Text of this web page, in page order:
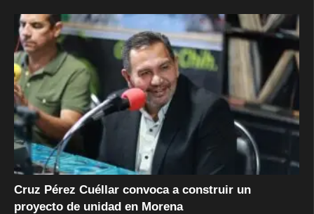
Cruz Pérez Cuéllar convoca a construir un
proyecto de unidad en Morena